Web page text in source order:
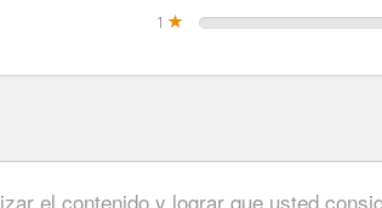
el contenido y lograr que usted
1
Contactar Equipo·